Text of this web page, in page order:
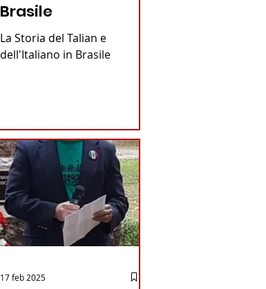
Brasile
La Storia del Talian e
dell'Italiano in Brasile
17 feb 2025